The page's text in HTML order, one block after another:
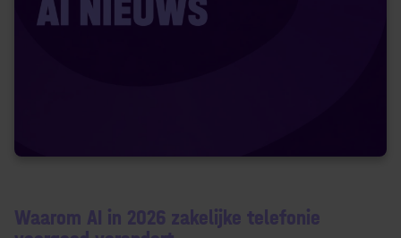
Waarom AI in 2026 zakelijke telefonie